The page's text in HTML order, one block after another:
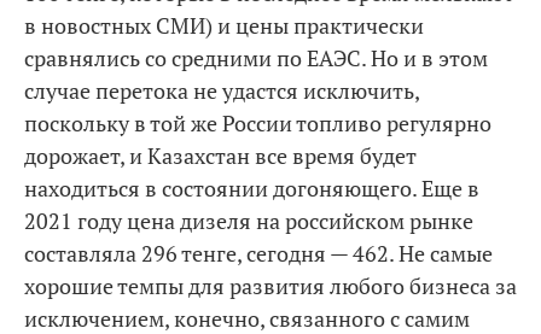
в новостных СМИ) и цены практически
сравнялись со средними по ЕАЭС. Но и в этом
случае перетока не удастся исключить,
поскольку в той же России топливо регулярно
дорожает, и Казахстан все время будет
находиться в состоянии догоняющего. Еще в
2021 году цена дизеля на российском рынке
составляла 296 тенге, сегодня — 462. Не самые
хорошие темпы для развития любого бизнеса за
исключением, конечно, связанного с самим